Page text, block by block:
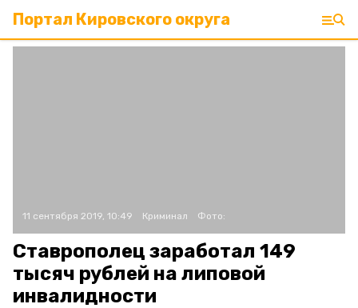
Портал Кировского округа
11 сентября 2019, 10:49 Криминал Фото:
Ставрополец заработал 149
тысяч рублей на липовой
инвалидности